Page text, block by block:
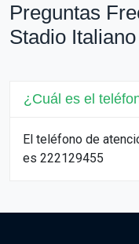
Preguntas
Stadio Italiano
¿Cuál es el
El teléfono de
es 222129455